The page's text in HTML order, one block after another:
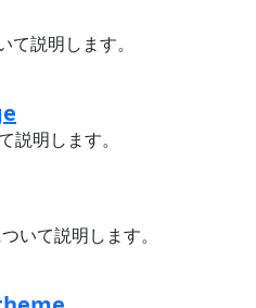
説明します。
明します。
いて説明します。